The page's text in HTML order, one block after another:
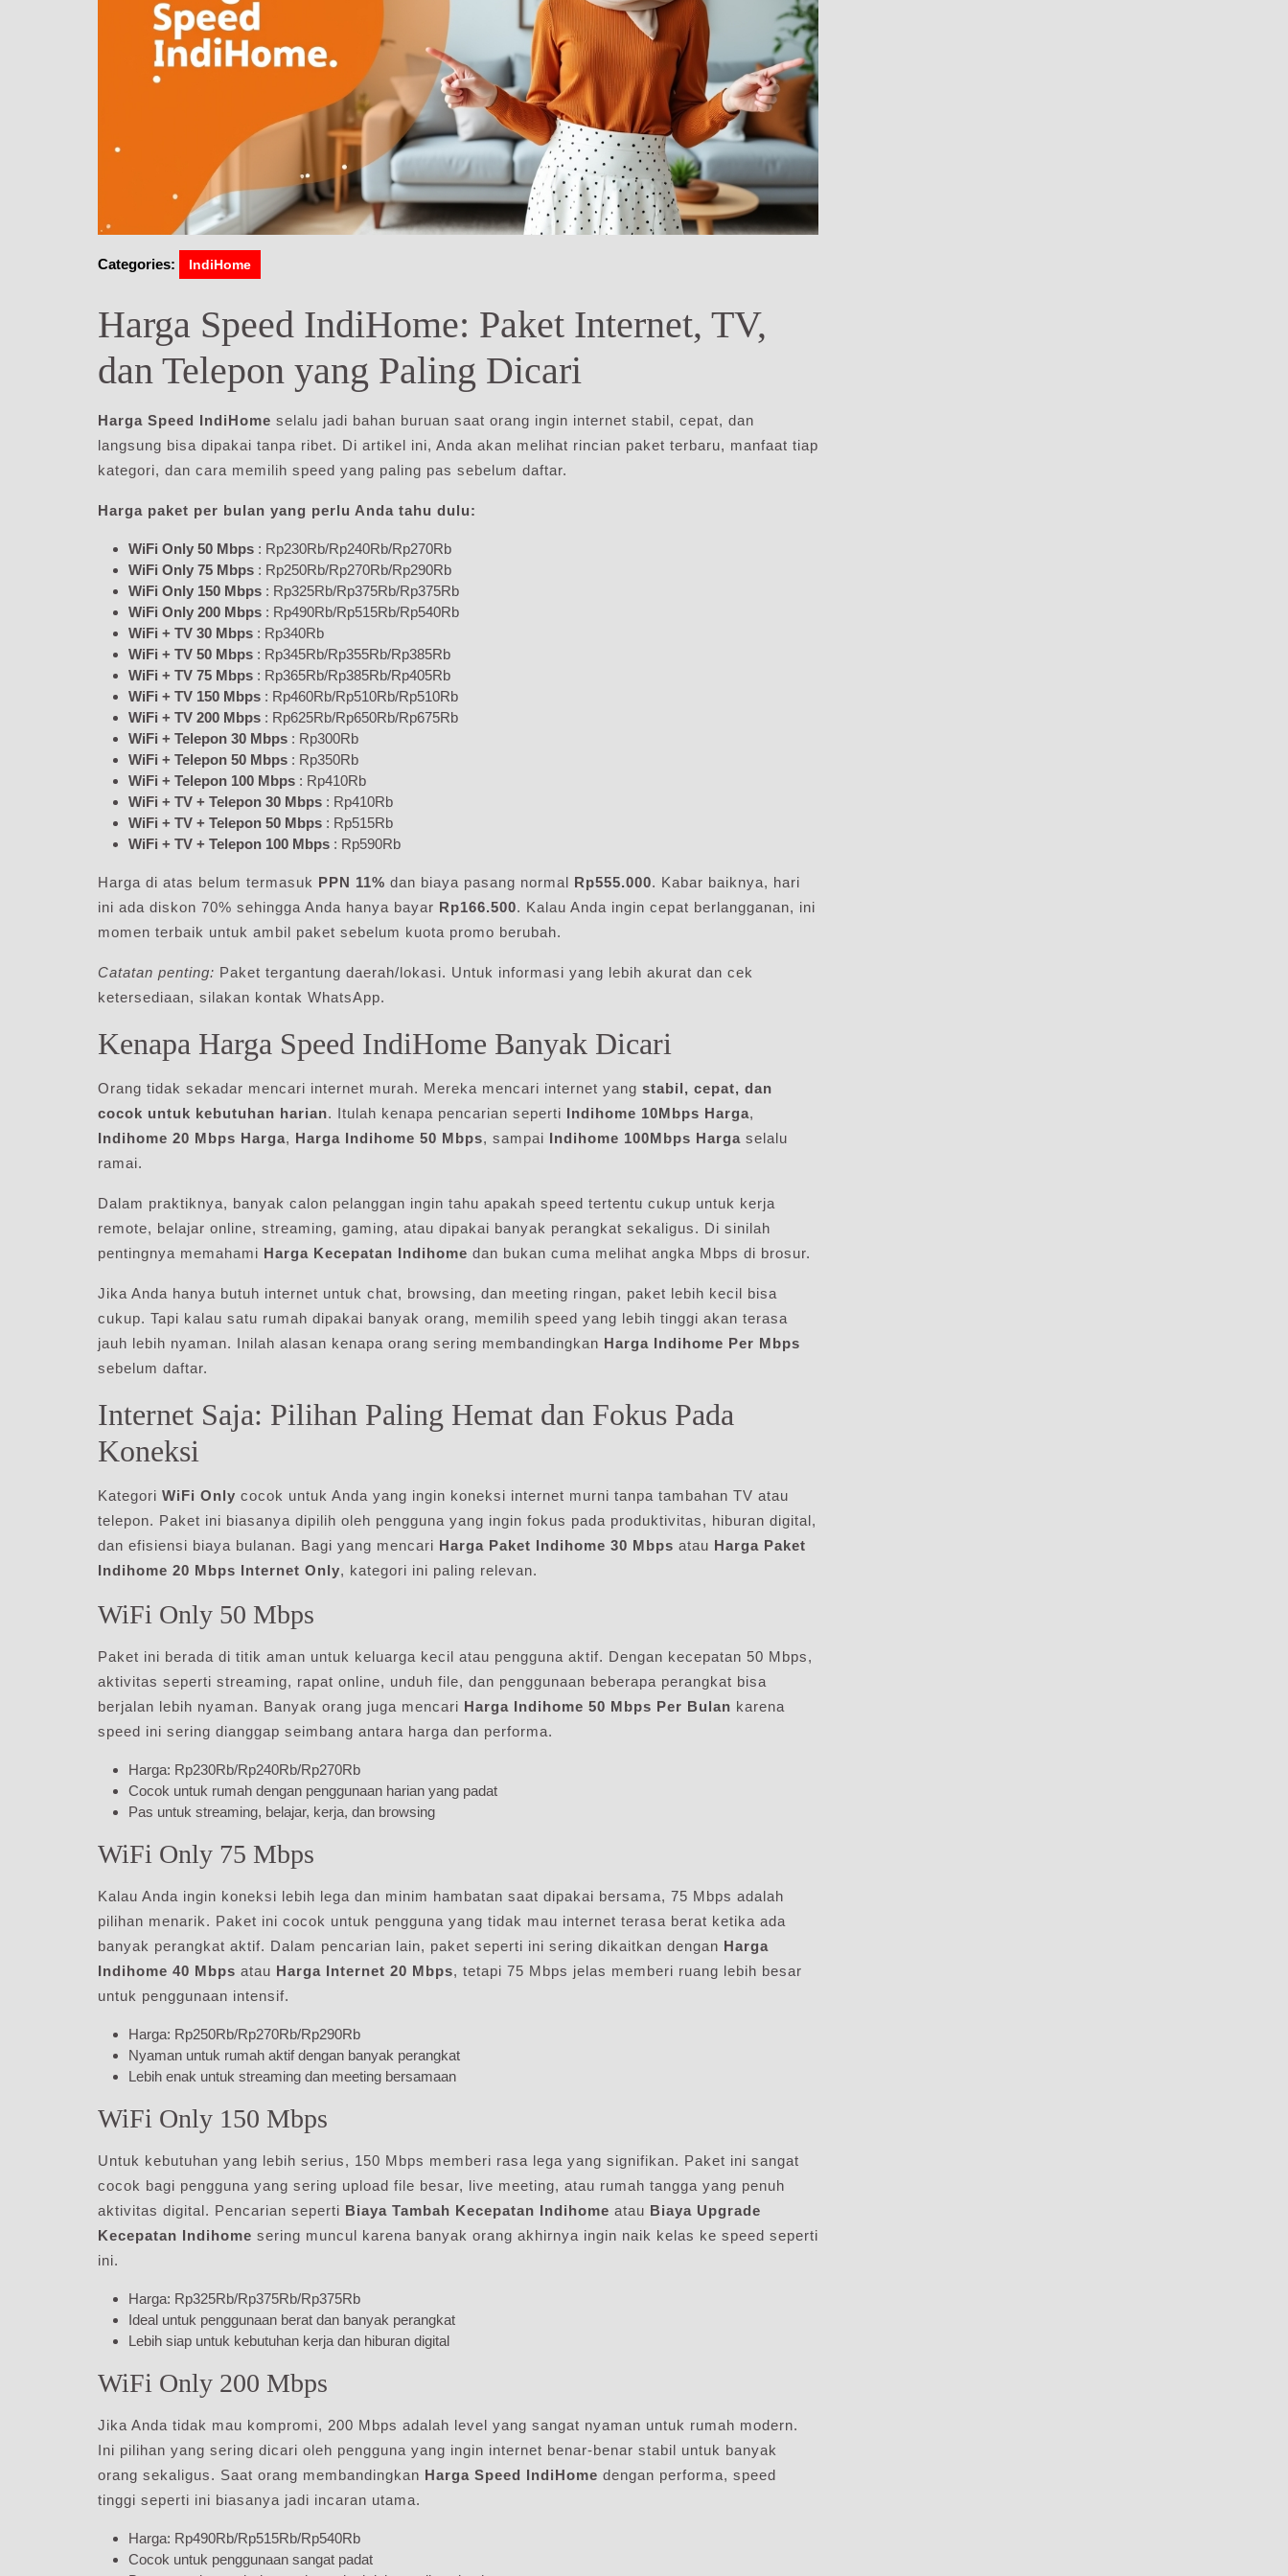
Categories: IndiHome
Harga Speed IndiHome: Paket Internet, TV,
dan Telepon yang Paling Dicari
Harga Speed IndiHome selalu jadi bahan buruan saat orang ingin internet stabil, cepat, dan
langsung bisa dipakai tanpa ribet. Di artikel ini, Anda akan melihat rincian paket terbaru, manfaat tiap
kategori, dan cara memilih speed yang paling pas sebelum daftar.
Harga paket per bulan yang perlu Anda tahu dulu:
WiFi Only 50 Mbps : Rp230Rb/Rp240Rb/Rp270Rb
WiFi Only 75 Mbps : Rp250Rb/Rp270Rb/Rp290Rb
WiFi Only 150 Mbps : Rp325Rb/Rp375Rb/Rp375Rb
WiFi Only 200 Mbps : Rp490Rb/Rp515Rb/Rp540Rb
WiFi + TV 30 Mbps : Rp340Rb
WiFi + TV 50 Mbps : Rp345Rb/Rp355Rb/Rp385Rb
WiFi + TV 75 Mbps : Rp365Rb/Rp385Rb/Rp405Rb
WiFi + TV 150 Mbps : Rp460Rb/Rp510Rb/Rp510Rb
WiFi + TV 200 Mbps : Rp625Rb/Rp650Rb/Rp675Rb
WiFi + Telepon 30 Mbps : Rp300Rb
WiFi + Telepon 50 Mbps : Rp350Rb
WiFi + Telepon 100 Mbps : Rp410Rb
WiFi + TV + Telepon 30 Mbps : Rp410Rb
WiFi + TV + Telepon 50 Mbps : Rp515Rb
WiFi + TV + Telepon 100 Mbps : Rp590Rb
Harga di atas belum termasuk PPN 11% dan biaya pasang normal Rp555.000. Kabar baiknya, hari
ini ada diskon 70% sehingga Anda hanya bayar Rp166.500. Kalau Anda ingin cepat berlangganan, ini
momen terbaik untuk ambil paket sebelum kuota promo berubah.
Catatan penting: Paket tergantung daerah/lokasi. Untuk informasi yang lebih akurat dan cek
ketersediaan, silakan kontak WhatsApp.
Kenapa Harga Speed IndiHome Banyak Dicari
Orang tidak sekadar mencari internet murah. Mereka mencari internet yang stabil, cepat, dan
cocok untuk kebutuhan harian. Itulah kenapa pencarian seperti Indihome 10Mbps Harga,
Indihome 20 Mbps Harga, Harga Indihome 50 Mbps, sampai Indihome 100Mbps Harga selalu
ramai.
Dalam praktiknya, banyak calon pelanggan ingin tahu apakah speed tertentu cukup untuk kerja
remote, belajar online, streaming, gaming, atau dipakai banyak perangkat sekaligus. Di sinilah
pentingnya memahami Harga Kecepatan Indihome dan bukan cuma melihat angka Mbps di brosur.
Jika Anda hanya butuh internet untuk chat, browsing, dan meeting ringan, paket lebih kecil bisa
cukup. Tapi kalau satu rumah dipakai banyak orang, memilih speed yang lebih tinggi akan terasa
jauh lebih nyaman. Inilah alasan kenapa orang sering membandingkan Harga Indihome Per Mbps
sebelum daftar.
Internet Saja: Pilihan Paling Hemat dan Fokus Pada
Koneksi
Kategori WiFi Only cocok untuk Anda yang ingin koneksi internet murni tanpa tambahan TV atau
telepon. Paket ini biasanya dipilih oleh pengguna yang ingin fokus pada produktivitas, hiburan digital,
dan efisiensi biaya bulanan. Bagi yang mencari Harga Paket Indihome 30 Mbps atau Harga Paket
Indihome 20 Mbps Internet Only, kategori ini paling relevan.
WiFi Only 50 Mbps
Paket ini berada di titik aman untuk keluarga kecil atau pengguna aktif. Dengan kecepatan 50 Mbps,
aktivitas seperti streaming, rapat online, unduh file, dan penggunaan beberapa perangkat bisa
berjalan lebih nyaman. Banyak orang juga mencari Harga Indihome 50 Mbps Per Bulan karena
speed ini sering dianggap seimbang antara harga dan performa.
Harga: Rp230Rb/Rp240Rb/Rp270Rb
Cocok untuk rumah dengan penggunaan harian yang padat
Pas untuk streaming, belajar, kerja, dan browsing
WiFi Only 75 Mbps
Kalau Anda ingin koneksi lebih lega dan minim hambatan saat dipakai bersama, 75 Mbps adalah
pilihan menarik. Paket ini cocok untuk pengguna yang tidak mau internet terasa berat ketika ada
banyak perangkat aktif. Dalam pencarian lain, paket seperti ini sering dikaitkan dengan Harga
Indihome 40 Mbps atau Harga Internet 20 Mbps, tetapi 75 Mbps jelas memberi ruang lebih besar
untuk penggunaan intensif.
Harga: Rp250Rb/Rp270Rb/Rp290Rb
Nyaman untuk rumah aktif dengan banyak perangkat
Lebih enak untuk streaming dan meeting bersamaan
WiFi Only 150 Mbps
Untuk kebutuhan yang lebih serius, 150 Mbps memberi rasa lega yang signifikan. Paket ini sangat
cocok bagi pengguna yang sering upload file besar, live meeting, atau rumah tangga yang penuh
aktivitas digital. Pencarian seperti Biaya Tambah Kecepatan Indihome atau Biaya Upgrade
Kecepatan Indihome sering muncul karena banyak orang akhirnya ingin naik kelas ke speed seperti
ini.
Harga: Rp325Rb/Rp375Rb/Rp375Rb
Ideal untuk penggunaan berat dan banyak perangkat
Lebih siap untuk kebutuhan kerja dan hiburan digital
WiFi Only 200 Mbps
Jika Anda tidak mau kompromi, 200 Mbps adalah level yang sangat nyaman untuk rumah modern.
Ini pilihan yang sering dicari oleh pengguna yang ingin internet benar-benar stabil untuk banyak
orang sekaligus. Saat orang membandingkan Harga Speed IndiHome dengan performa, speed
tinggi seperti ini biasanya jadi incaran utama.
Harga: Rp490Rb/Rp515Rb/Rp540Rb
Cocok untuk penggunaan sangat padat